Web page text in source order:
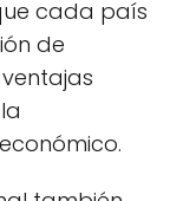
cada país
de